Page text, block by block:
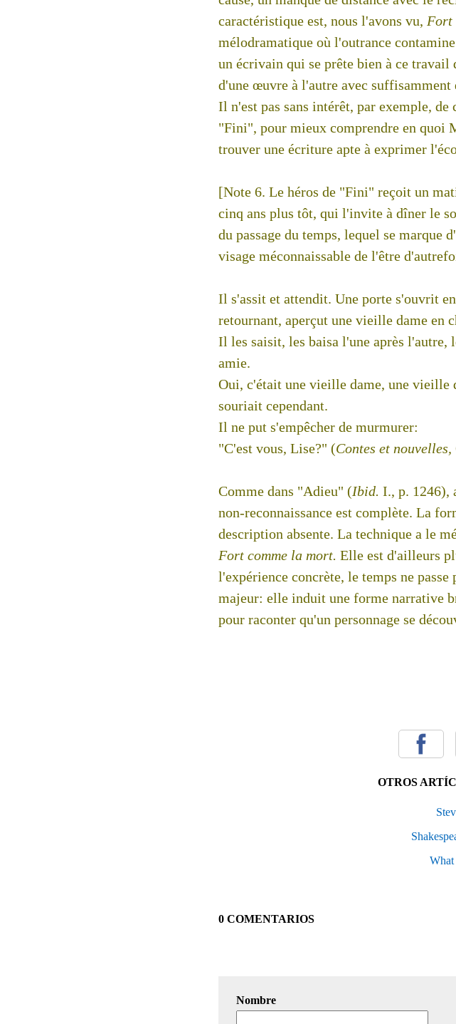
caractéristique est, nous l'avons vu, Fort
mélodramatique où l'outrance
un écrivain qui se prête bien à ce
d'une œuvre à l'autre avec
Il n'est pas sans intérêt, par exemple, de
"Fini", pour mieux comprendre en quoi
trouver une écriture apte à exprimer
[Note 6. Le héros de "Fini" reçoit un
cinq ans plus tôt, qui l'invite à dîner le
du passage du temps, lequel se marque
visage méconnaissable de l'être
Il s'assit et attendit. Une porte s'ouvrit
retournant, aperçut une vieille dame en
Il les saisit, les baisa l'une après l'autre,
amie.
Oui, c'était une vieille dame, une vieille
souriait cependant.
Il ne put s'empêcher de murmurer:
"C'est vous, Lise?" (Contes et nouvelles,
Comme dans "Adieu" (Ibid. I., p. 1246),
non-reconnaissance est complète. La
description absente. La technique a le
Fort comme la mort. Elle est d'ailleurs
l'expérience concrète, le temps ne passe
majeur: elle induit une forme narrative
pour raconter qu'un personnage se
OTROS
0 COMENTARIOS
Nombre